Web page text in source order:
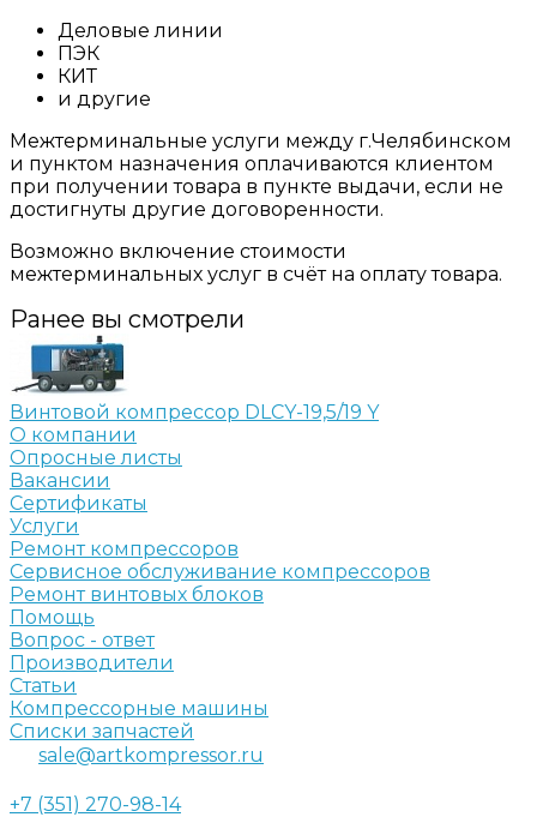
Деловые линии
ПЭК
КИТ
и другие
Межтерминальные услуги между г.Челябинском
и пунктом назначения оплачиваются клиентом
при получении товара в пункте выдачи, если не
достигнуты другие договоренности.
Возможно включение стоимости
межтерминальных услуг в счёт на оплату товара.
Ранее вы смотрели
Винтовой компрессор DLCY-19,5/19 Y
О компании
Опросные листы
Вакансии
Сертификаты
Услуги
Ремонт компрессоров
Сервисное обслуживание компрессоров
Ремонт винтовых блоков
Помощь
Вопрос - ответ
Производители
Статьи
Компрессорные машины
Списки запчастей
sale@artkompressor.ru
+7 (351) 270-98-14